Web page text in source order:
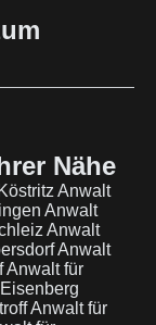
Nähe
Anwalt
Anwalt
Anwalt
Anwalt
Anwalt für
Anwalt für